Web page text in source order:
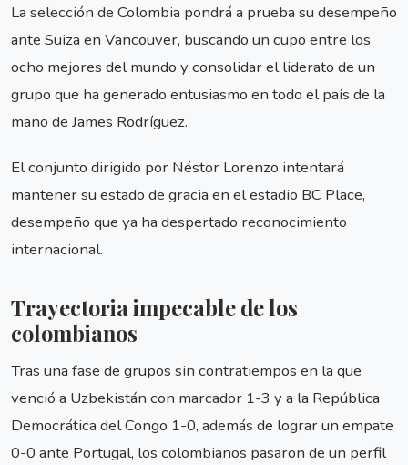
La selección de Colombia pondrá a prueba su desempeño
ante Suiza en Vancouver, buscando un cupo entre los
ocho mejores del mundo y consolidar el liderato de un
grupo que ha generado entusiasmo en todo el país de la
mano de James Rodríguez.
El conjunto dirigido por Néstor Lorenzo intentará
mantener su estado de gracia en el estadio BC Place,
desempeño que ya ha despertado reconocimiento
internacional.
Trayectoria impecable de los
colombianos
Tras una fase de grupos sin contratiempos en la que
venció a Uzbekistán con marcador 1-3 y a la República
Democrática del Congo 1-0, además de lograr un empate
0-0 ante Portugal, los colombianos pasaron de un perfil